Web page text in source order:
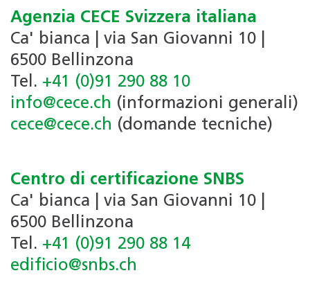
Agenzia CECE Svizzera italiana
Ca' bianca | via San Giovanni 10 |
6500 Bellinzona
Tel. +41 (0)91 290 88 10
info@cece.ch (informazioni generali)
cece@cece.ch (domande tecniche)
Centro di certificazione SNBS
Ca' bianca | via San Giovanni 10 |
6500 Bellinzona
Tel. +41 (0)91 290 88 14
edificio@snbs.ch